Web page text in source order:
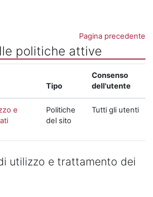
Pagina precedente
politiche attive
Tipo
Consenso
dell'utente
e
Politiche
del sito
Tutti gli utenti
utilizzo e trattamento dei